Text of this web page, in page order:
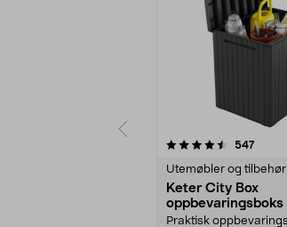
547
Utemøbler og tilbehør
Keter City Box
oppbevaringsboks
Praktisk
4.5 av 5